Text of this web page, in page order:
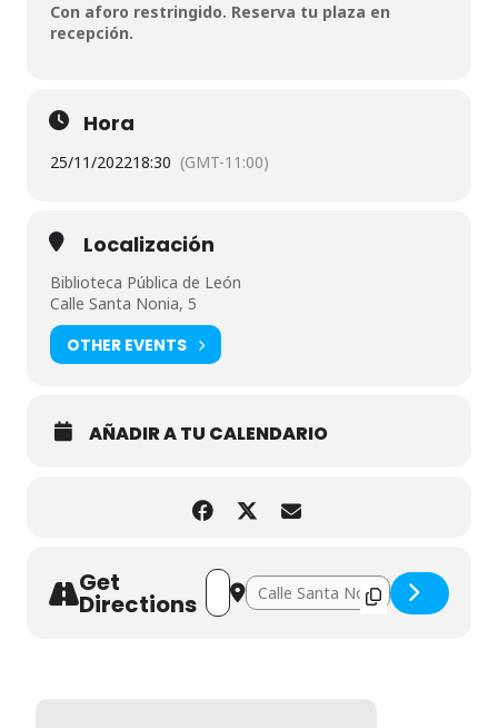
Con aforo restringido. Reserva tu plaza en
recepción.
Hora
25/11/202218:30 (GMT-11:00)
Localización
Biblioteca Pública de León
Calle Santa Nonia, 5
OTHER EVENTS
AÑADIR A TU CALENDARIO
Get
Directions
Address - El increíble viaje del profesor
Destination Address - El increíble